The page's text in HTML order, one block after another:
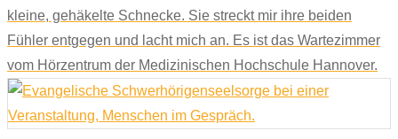
kleine, gehäkelte Schnecke. Sie streckt mir ihre beiden
Fühler entgegen und lacht mich an. Es ist das Wartezimmer
vom Hörzentrum der Medizinischen Hochschule Hannover.